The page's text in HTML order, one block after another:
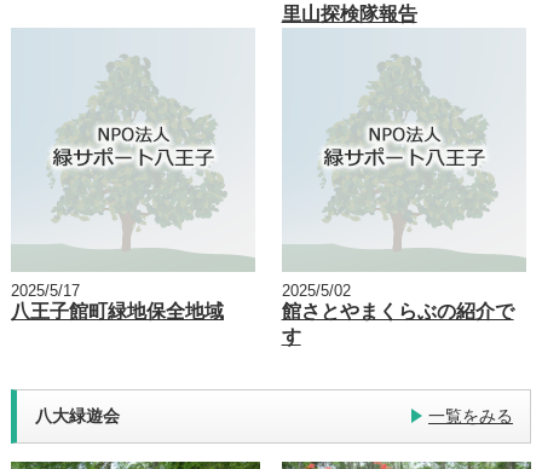
里山探検隊報告
2025/5/17
八王子館町緑地保全地域
2025/5/02
館さとやまくらぶの紹介で
す
八大緑遊会 一覧をみる